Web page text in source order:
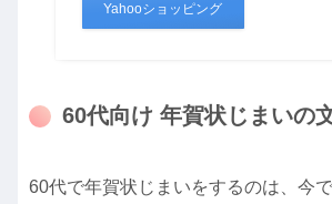
Yahooショッピング
60代向け 年賀状じまいの
60代で年賀状じまいをするのは、今